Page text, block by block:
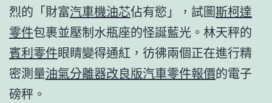
烈的「財富汽車機油芯佔有慾」，試圖斯柯達
零件包裹並壓制水瓶座的怪誕藍光。林天秤的
賓利零件眼睛變得通紅，彷彿兩個正在進行精
密測量油氣分離器改良版汽車零件報價的電子
磅秤。